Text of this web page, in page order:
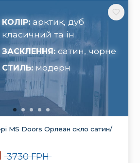
КОЛІР: арктик, дуб
класичний та ін.
ЗАСКЛЕННЯ: сатин, чорне
СТИЛЬ:модерн
MS Doors Орлеан скло сатин/
3730 ГРН